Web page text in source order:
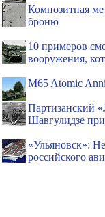
Композитная
броню
10 примеров
вооружения,
M65 Atomic
Партизанский
Шавгулидзе
«Ульяновск»:
российского